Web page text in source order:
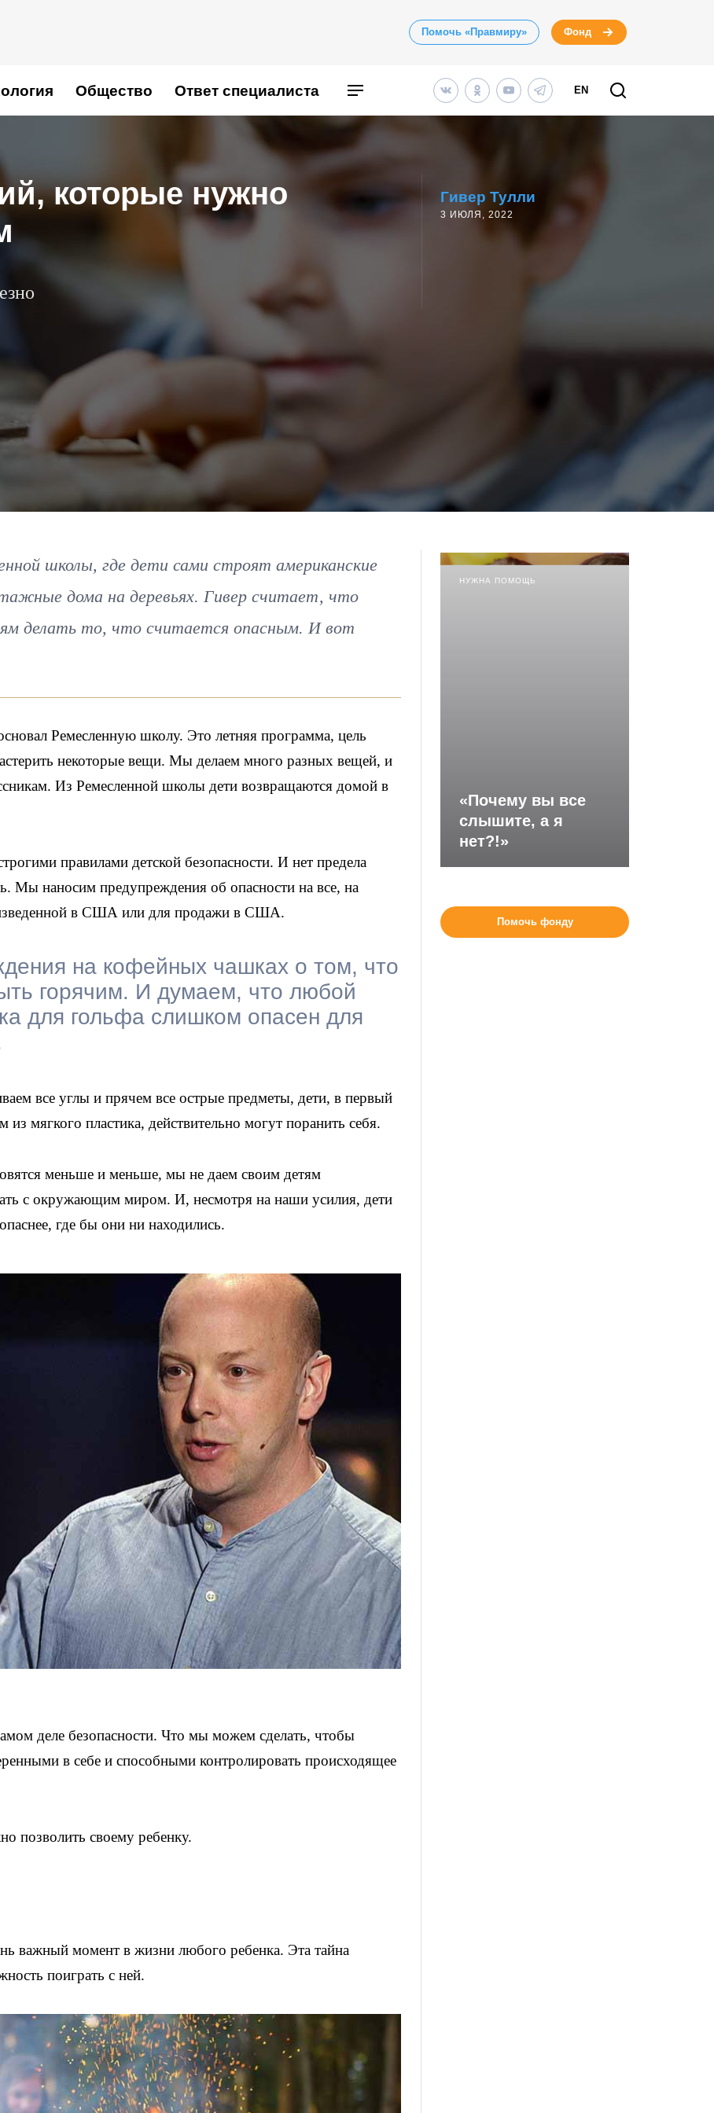
Помочь «Правмиру» Фонд
Общество Ответ специалиста EN
которые нужно
Гивер Тулли
3 ИЮЛЯ, 2022
школы, где дети сами строят американские
дома на деревьях. Гивер считает, что
делать то, что считается опасным. И вот
Ремесленную школу. Это летняя программа, цель
некоторые вещи. Мы делаем много разных вещей, и
Из Ремесленной школы дети возвращаются домой в
правилами детской безопасности. И нет предела
Мы наносим предупреждения об опасности на все, на
в США или для продажи в США.
на кофейных чашках о том, что
горячим. И думаем, что любой
для гольфа слишком опасен для
все углы и прячем все острые предметы, дети, в первый
мягкого пластика, действительно могут поранить себя.
меньше и меньше, мы не даем своим детям
с окружающим миром. И, несмотря на наши усилия, дети
где бы они ни находились.
деле безопасности. Что мы можем сделать, чтобы
в себе и способными контролировать происходящее
позволить своему ребенку.
важный момент в жизни любого ребенка. Эта тайна
поиграть с ней.
НУЖНА ПОМОЩЬ
«Почему вы все
слышите, а я
нет?!»
Помочь фонду